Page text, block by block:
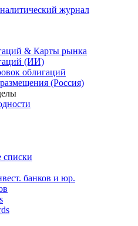
журнал
& Карты рынка
(ИИ)
облигаций
(Россия)
банков и юр.